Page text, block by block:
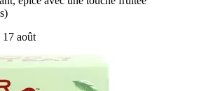
août